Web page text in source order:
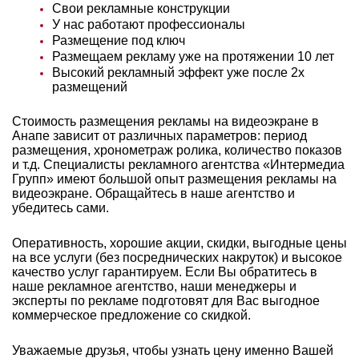
Свои рекламные конструкции
У нас работают профессионалы
Размещение под ключ
Размещаем рекламу уже на протяжении 10 лет
Высокий рекламный эффект уже после 2х
размещений
Стоимость размещения рекламы на видеоэкране в
Анапе зависит от различных параметров: период
размещения, хронометраж ролика, количество показов
и т.д. Специалисты рекламного агентства «Интермедиа
Групп» имеют большой опыт размещения рекламы на
видеоэкране. Обращайтесь в наше агентство и
убедитесь сами.
Оперативность, хорошие акции, скидки, выгодные цены
на все услуги (без посреднических накруток) и высокое
качество услуг гарантируем. Если Вы обратитесь в
наше рекламное агентство, наши менеджеры и
эксперты по рекламе подготовят для Вас выгодное
коммерческое предложение со скидкой.
Уважаемые друзья, чтобы узнать цену именно Вашей